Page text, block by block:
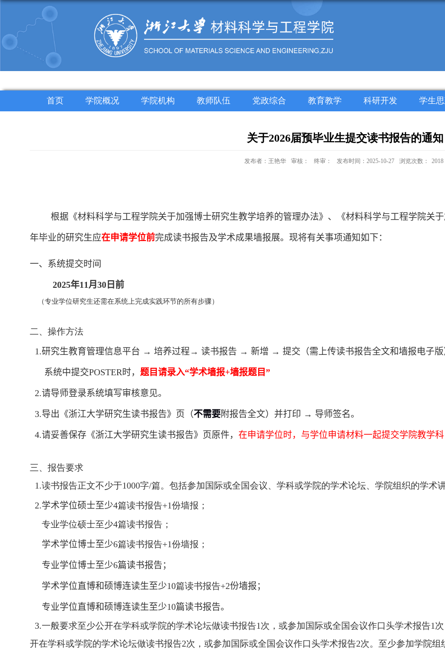
首页 学院概况 学院机构 教师队伍 党政综合 教育教学 科研开发 学生
关于2026届预毕业生提交读书报告的通知
发布者：王艳华 审核： 终审： 发布时间：2025-10-27 浏览次数： 2018
根据《材料科学与工程学院关于加强博士研究生教学培养的管理办法》、《材料科学与工程学院关
年毕业的研究生应在申请学位前完成读书报告及学术成果墙报展。现将有关事项通知如下：
一、 系统提交时间
2025年11 月30 日前
（专业学位研究生还需在系统上完成实践环节的所有步骤）
二、操作方法
1.研究生教育管理信息平台 → 培养过程→ 读书报告 → 新增 → 提交（需上传读书报告全文和墙报电子版
系统中提交POSTER时， 题目 请录入“学术墙报+墙报题目”
2.请导师登录系统填写审核意见。
3.导出 《浙江大学研究生读书报告》页（不需要附报告全文）并打印 → 导师签名。
4.请妥善保存《浙江大学研究生读书报告》页原件， 在申请学位时，与学位申请材料一起提交学院教学科
三、报告要求
1.读书报告正文不少于1000字/篇。包括参加国际或全国会议、学科或学院的学术论坛、学院组织的学术
2.学术学位硕士至少4篇读书报告+1份墙报；
专业学位硕士至少4篇读书报告；
学术学位博士至少6篇读书报告+1份墙报；
专业学位博士至少6篇读书报告 ；
学术学位直博和硕博连读生至少10篇读书报告+2份墙报 ；
专业学位直博和硕博连读生至少10篇读书报告。
3.一般要求至少公开在学科或学院的学术论坛做读书报告1 次，或参加国际或全国会议作口头学术报告1
开在学科或学院的学术论坛做读书报告2次，或参加国际或全国会议作口头学术报告2次。至少参加学院组